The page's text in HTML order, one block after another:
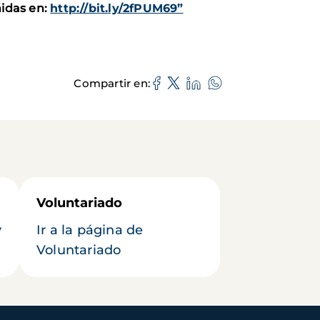
en: http://bit.ly/2fPUM69”
Compartir en
Voluntariado
Ir a la página de
Voluntariado